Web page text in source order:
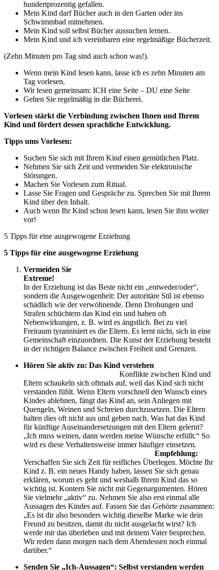
hundertprozentig gefallen.
Mein Kind darf Bücher auch in den Garten oder ins
Schwimmbad mitnehmen.
Mein Kind soll selbst Bücher aussuchen lernen.
Mein Kind und ich vereinbaren eine regelmäßige Bücherzeit.
(Zehn Minuten pro Tag sind auch schon was!).
Wenn mein Kind lesen kann, lasse ich es zehn Minuten am
Tag vorlesen.
Wir lesen gemeinsam: ICH eine Seite – DU eine Seite
Gehen Sie regelmäßig in die Bücherei.
Vorlesen stärkt die Verbindung zwischen Ihnen und Ihrem
Kind und fördert dessen sprachliche Entwicklung.
Tipps ums Vorlesen:
Suchen Sie sich mit Ihrem Kind einen gemütlichen Platz.
Nehmen Sie sich Zeit und vermeiden Sie elektronische
Störungen.
Machen Sie Vorlesen zum Ritual.
Lasse Sie Fragen und Gespräche zu. Sprechen Sie mit Ihrem
Kind über den Inhalt.
Auch wenn Ihr Kind schon lesen kann, lesen Sie ihm weiter
vor!
5 Tipps für eine ausgewogene Erziehung
5 Tipps für eine ausgewogene Erziehung
Vermeiden Sie
In der Erziehung ist das Beste nicht ein „entweder/oder“,
sondern die Ausgewogenheit: Der autoritäre Stil ist ebenso
schädlich wie der verwöhnende. Denn Drohungen und
Strafen schüchtern das Kind ein und haben oft
Nebenwirkungen, z. B. wird es ängstlich. Bei zu viel
Freiraum tyrannisiert es die Eltern. Es lernt nicht, sich in eine
Gemeinschaft einzuordnen. Die Kunst der Erziehung besteht
in der richtigen Balance zwischen Freiheit und Grenzen.
Hören Sie aktiv zu: Das Kind verstehen
Konflikte zwischen Kind und
Eltern schaukeln sich oftmals auf, weil das Kind sich nicht
verstanden fühlt. Wenn Eltern vorschnell den Wunsch eines
Kindes ablehnen, fängt das Kind an, sein Anliegen mit
Quengeln, Weinen und Schreien durchzusetzen. Die Eltern
halten dies oft nicht aus und geben nach. Was hat das Kind
für künftige Auseinandersetzungen mit den Eltern gelernt?
„Ich muss weinen, dann werden meine Wünsche erfüllt.“ So
wird es diese Verhaltensweise immer häufiger einsetzen.
Empfehlung:
Verschaffen Sie sich Zeit für reifliches Überlegen. Möchte Ihr
Kind z. B. ein neues Handy haben, lassen Sie sich genau
erklären, worum es geht und weshalb Ihrem Kind das so
wichtig ist. Kontern Sie nicht mit Gegenargumenten. Hören
Sie vielmehr „aktiv“ zu. Nehmen Sie also erst einmal alle
Aussagen des Kindes auf. Fassen Sie das Gehörte zusammen:
„Es ist dir also besonders wichtig dieselbe Marke wie dein
Freund zu besitzen, damit du nicht ausgelacht wirst? Ich
werde mir das überleben und mit deinem Vater besprechen.
Wir reden dann morgen nach dem Abendessen noch einmal
darüber.“
Senden Sie „Ich-Aussagen“: Selbst verstanden werden